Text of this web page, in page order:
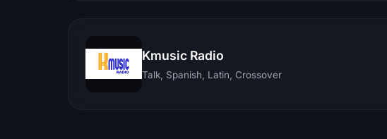
Kmusic Radio
Talk, Spanish, Latin, Crossover